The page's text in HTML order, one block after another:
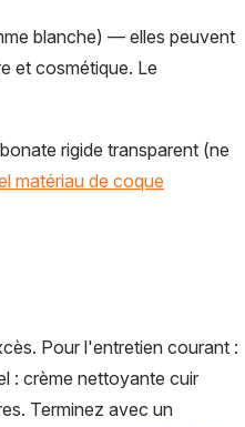
blanche) — elles peuvent
et cosmétique. Le
rigide transparent (ne
matériau de coque
Pour l'entretien courant :
: crème nettoyante cuir
Terminez avec un